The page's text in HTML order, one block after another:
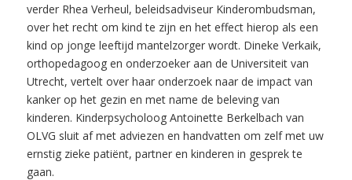
verder Rhea Verheul, beleidsadviseur Kinderombudsman,
over het recht om kind te zijn en het effect hierop als een
kind op jonge leeftijd mantelzorger wordt. Dineke Verkaik,
orthopedagoog en onderzoeker aan de Universiteit van
Utrecht, vertelt over haar onderzoek naar de impact van
kanker op het gezin en met name de beleving van
kinderen. Kinderpsycholoog Antoinette Berkelbach van
OLVG sluit af met adviezen en handvatten om zelf met uw
ernstig zieke patiënt, partner en kinderen in gesprek te
gaan.